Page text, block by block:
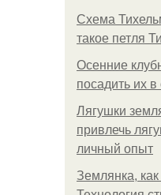
Схема
такое петля
Осенние
посадить их
Лягушки
привлечь
личный опыт
Землянка, как